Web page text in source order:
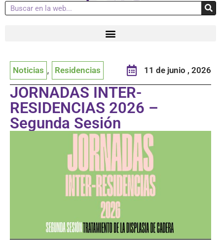
Noticias , Residencias 11 de junio , 2026
JORNADAS INTER-
RESIDENCIAS 2026 –
Segunda Sesión